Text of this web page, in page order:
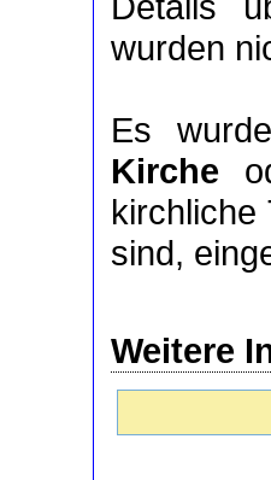
wurden
Es
Kirche
kirchliche
sind,
Weitere